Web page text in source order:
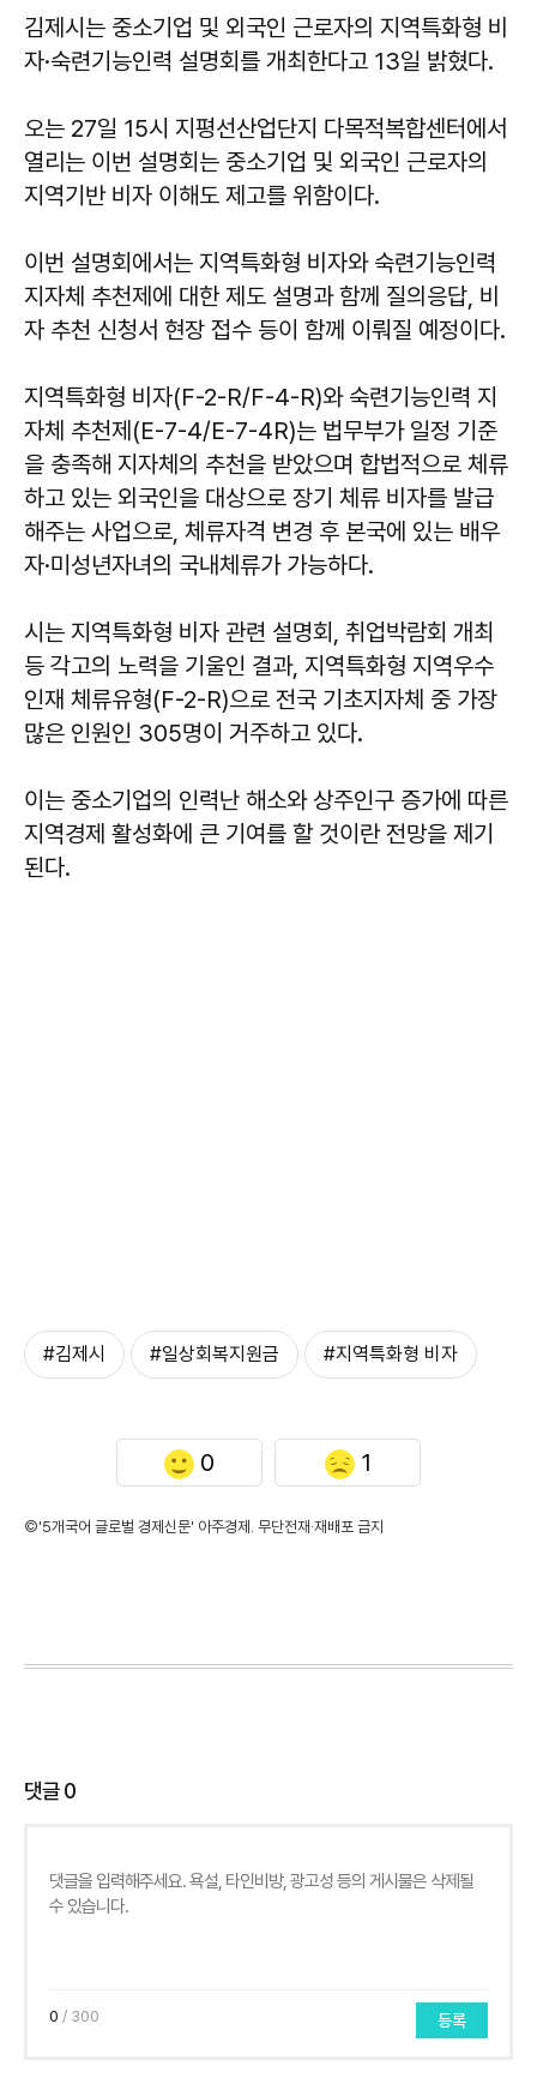
김제시는 중소기업 및 외국인 근로자의 지역특화형 비
자·숙련기능인력 설명회를 개최한다고 13일 밝혔다.
오는 27일 15시 지평선산업단지 다목적복합센터에서
열리는 이번 설명회는 중소기업 및 외국인 근로자의
지역기반 비자 이해도 제고를 위함이다.
이번 설명회에서는 지역특화형 비자와 숙련기능인력
지자체 추천제에 대한 제도 설명과 함께 질의응답, 비
자 추천 신청서 현장 접수 등이 함께 이뤄질 예정이다.
지역특화형 비자(F-2-R/F-4-R)와 숙련기능인력 지
자체 추천제(E-7-4/E-7-4R)는 법무부가 일정 기준
을 충족해 지자체의 추천을 받았으며 합법적으로 체류
하고 있는 외국인을 대상으로 장기 체류 비자를 발급
해주는 사업으로, 체류자격 변경 후 본국에 있는 배우
자·미성년자녀의 국내체류가 가능하다.
시는 지역특화형 비자 관련 설명회, 취업박람회 개최
등 각고의 노력을 기울인 결과, 지역특화형 지역우수
인재 체류유형(F-2-R)으로 전국 기초지자체 중 가장
많은 인원인 305명이 거주하고 있다.
이는 중소기업의 인력난 해소와 상주인구 증가에 따른
지역경제 활성화에 큰 기여를 할 것이란 전망을 제기
된다.
#김제시 #일상회복지원금 #지역특화형 비자
0 1
©'5개국어 글로벌 경제신문' 아주경제. 무단전재·재배포 금지
댓글0
0 / 300 등록